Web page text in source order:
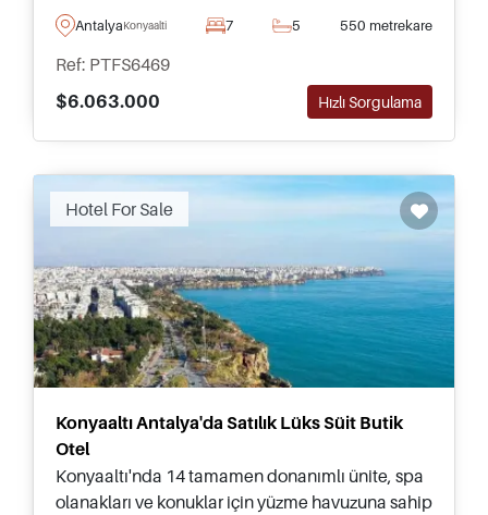
yer almakta olup ünlü plaj ve denize sadece
birkaç dakika uzaklıktadır.
AntalyaKonyaalti 7 5 550 metrekare
Ref: PTFS6469
$6.063.000
Hızlı Sorgulama
Hotel For Sale
Konyaaltı Antalya'da Satılık Lüks Süit Butik
Otel
Konyaaltı'nda 14 tamamen donanımlı ünite, spa
olanakları ve konuklar için yüzme havuzuna sahip